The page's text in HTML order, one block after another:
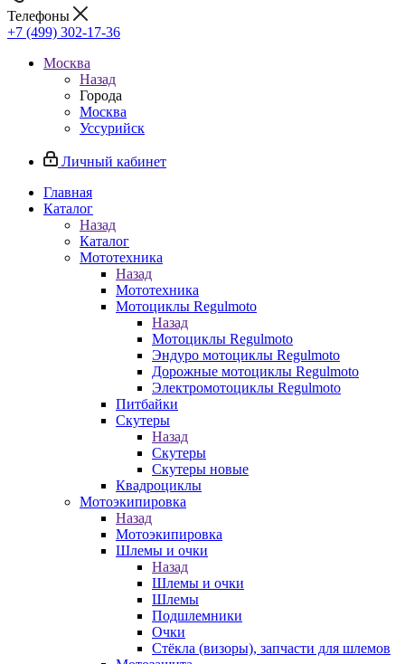
Телефоны
+7 (499) 302-17-36
Москва
Назад
Города
Москва
Уссурийск
Личный кабинет
Главная
Каталог
Назад
Каталог
Мототехника
Назад
Мототехника
Мотоциклы Regulmoto
Назад
Мотоциклы Regulmoto
Эндуро мотоциклы Regulmoto
Дорожные мотоциклы Regulmoto
Электромотоциклы Regulmoto
Питбайки
Скутеры
Назад
Скутеры
Скутеры новые
Квадроциклы
Мотоэкипировка
Назад
Мотоэкипировка
Шлемы и очки
Назад
Шлемы и очки
Шлемы
Подшлемники
Очки
Стёкла (визоры), запчасти для шлемов